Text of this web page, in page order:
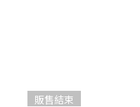
販售結束